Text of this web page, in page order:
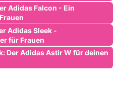
Adidas Falcon - Ein
Adidas Sleek -
für Frauen
Der Adidas Astir W für deinen